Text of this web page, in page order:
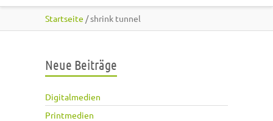
Startseite / shrink tunnel
Neue Beiträge
Digitalmedien
Printmedien